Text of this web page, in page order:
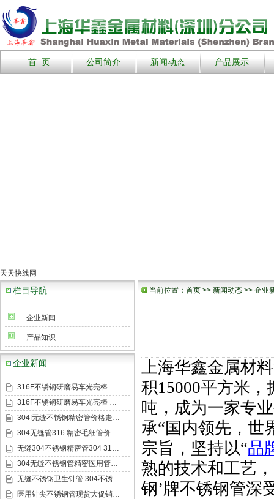
首 页 公司简介 新闻动态 产品展示
天天快线网
栏目导航
企业新闻
产品知识
企业新闻
316F不锈钢研磨易车光亮棒 …
316F不锈钢研磨易车光亮棒 …
304f无缝不锈钢精密管价格走…
304无缝管316 精密毛细管价…
无缝304不锈钢精密管304 31…
304无缝不锈钢管精密医用管…
无缝不锈钢卫生针管 304不锈…
医用针尖不锈钢管现货大促销…
当前位置： 首页 >> 新闻动态 >> 企业
上海华鑫金属材
积15000平方米，
吨，成为一家专
承“国内领先，世
宗旨，坚持以“品
熟的技术和工艺
钢’牌不锈钢管深